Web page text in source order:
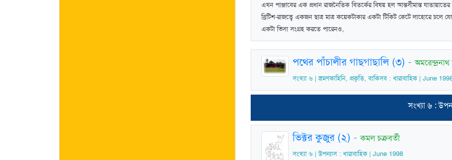
এখন পাঞ্জাবের এক প্রধান রাজনৈতিক বিতর্কের বিষয় হল আন্তর্সীমান্ত
ব্রিটিশ-রাজত্বে একজন ছাত্র মাত্র কয়েকটাকার একটা টিকিট কেটে লাহোরে
একটা ভিসা সংগ্রহ করতে পারেনও,
পথের পাঁচালীর গাছগাছালি (৩) -অমরেন্দ্রনাথ
সংখ্যা ৬ | ভ্রমণকাহিনি, প্রকৃতি, বাকিসব : ধারাবাহিক | June
সংখ্যা ৬ :
ভিক্টর কুজুর (২) -কমল চক্রবর্তী
সংখ্যা ৬ | উপন্যাস : ধারাবাহিক | June 1998